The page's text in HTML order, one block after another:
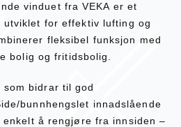
vinduet fra VEKA er et
utviklet for effektiv lufting og
fleksibel funksjon med
bolig og fritidsbolig.
bidrar til god
bunnhengslet innadslående
å rengjøre fra innsiden –